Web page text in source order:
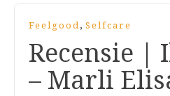
Feelgood, Selfcare
Recensie |
– Marli